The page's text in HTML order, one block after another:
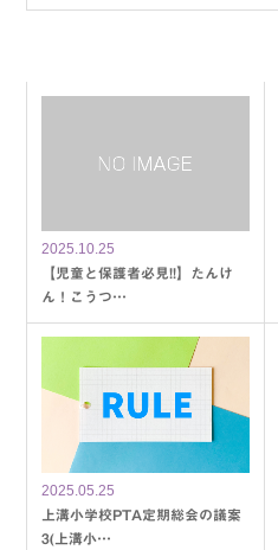
2025.10.25
【児童と保護者必見!!】たんけ
ん！こうつ…
2025.05.25
上溝小学校PTA定期総会の議案
3(上溝小…